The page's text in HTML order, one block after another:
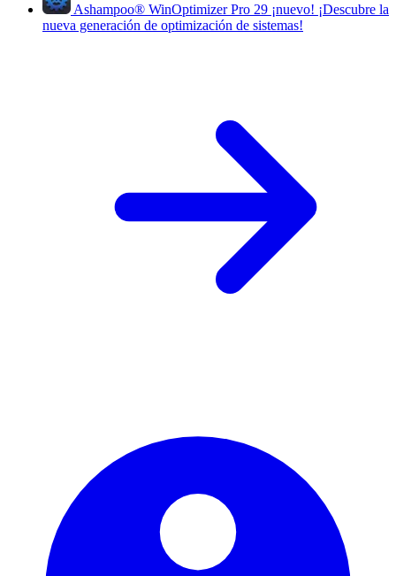
Ashampoo® WinOptimizer Pro 29 ¡nuevo! ¡Descubre la
nueva generación de optimización de sistemas!